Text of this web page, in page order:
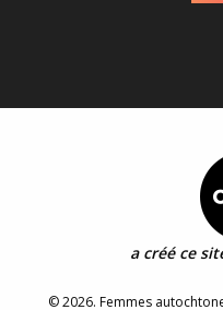
a créé ce
© 2026. Femmes